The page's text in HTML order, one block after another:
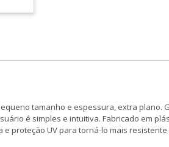
tamanho e espessura, extra plano.
é simples e intuitiva. Fabricado em
proteção UV para torná-lo mais resistente